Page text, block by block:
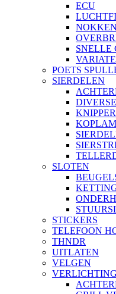
ECU
SNELLE
POETS
SIERDELEN
SLOTEN
STICKERS
TELEFOON
THNDR
UITLATEN
VELGEN
VERLICHTING